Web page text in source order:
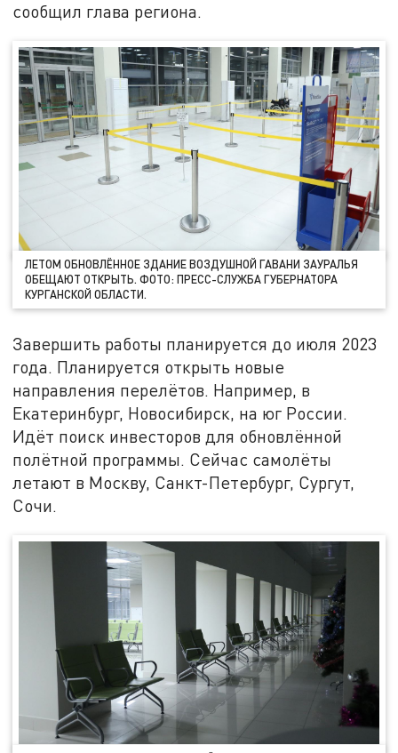
сообщил глава региона.
ЛЕТОМ ОБНОВЛЁННОЕ ЗДАНИЕ ВОЗДУШНОЙ ГАВАНИ ЗАУРАЛЬЯ
ОБЕЩАЮТ ОТКРЫТЬ. ФОТО: ПРЕСС-СЛУЖБА ГУБЕРНАТОРА
КУРГАНСКОЙ ОБЛАСТИ.
Завершить работы планируется до июля 2023
года. Планируется открыть новые
направления перелётов. Например, в
Екатеринбург, Новосибирск, на юг России.
Идёт поиск инвесторов для обновлённой
полётной программы. Сейчас самолёты
летают в Москву, Санкт-Петербург, Сургут,
Сочи.